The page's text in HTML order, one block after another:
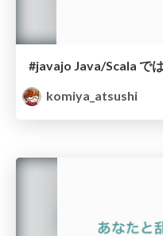
#javajo Java/Scala で
komiya_atsushi